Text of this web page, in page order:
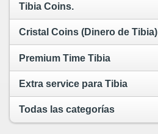
Tibia Coins.
Cristal Coins (Dinero de Tibia)
Premium Time Tibia
Extra service para Tibia
Todas las categorías